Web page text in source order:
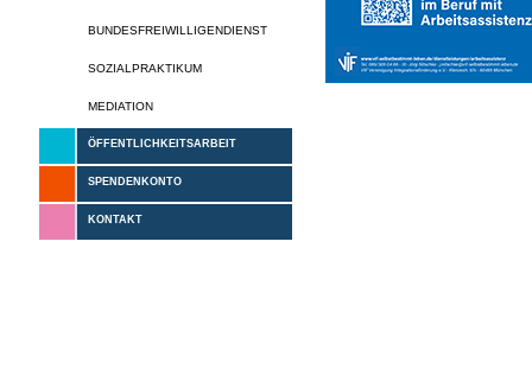
BUNDESFREIWILLIGENDIENST
SOZIALPRAKTIKUM
MEDIATION
ÖFFENTLICHKEITSARBEIT
SPENDENKONTO
KONTAKT